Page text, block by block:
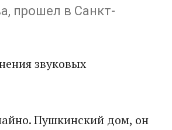
прошел в Санкт-
звуковых
Пушкинский дом, он